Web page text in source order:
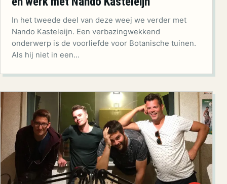
In het tweede deel van deze weej we verder met
Nando Kasteleijn. Een verbazingwekkend
onderwerp is de voorliefde voor Botanische tuinen.
Als hij niet in een…